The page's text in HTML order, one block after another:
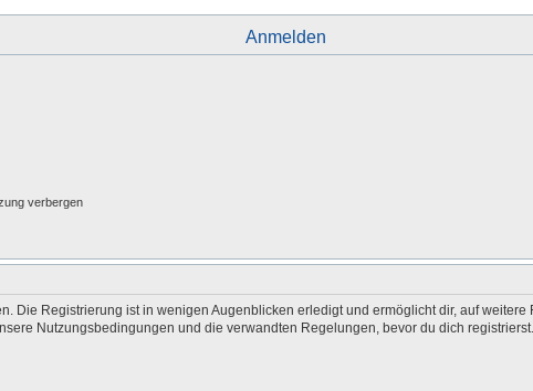
Anmelden
verbergen
Die Registrierung ist in wenigen Augenblicken erledigt und ermöglicht dir, auf
Nutzungsbedingungen und die verwandten Regelungen, bevor du dich